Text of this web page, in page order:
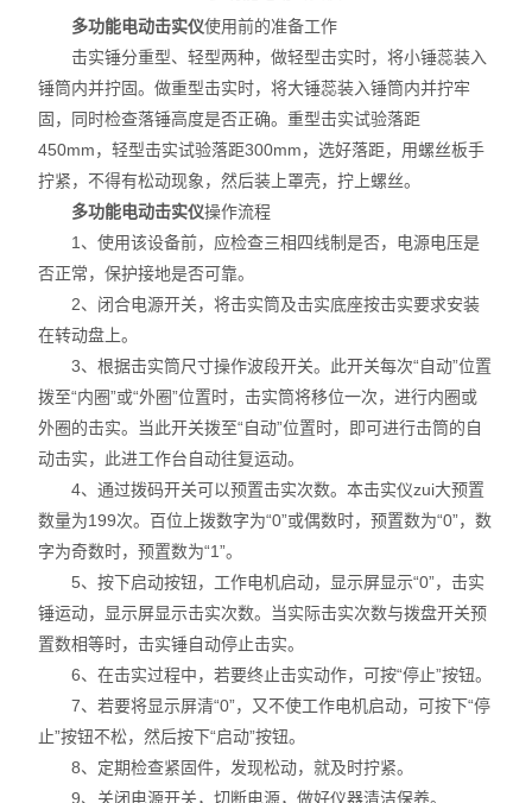
试验仪器配件、夹具
防水卷材试验仪器
钢结构检测仪器
建筑节能检测仪器
电线电缆检测仪器
室内环境检测仪器
砌墙砖检测仪器
管材管件检测仪器
混凝土搅拌站试验仪器
公路试验仪器
公路铁路试验仪器
陶瓷砖检测仪器
自密实混凝土试验仪器
水泥压力试验机
混凝土压力机
多功能电动击实仪使用前的准备工作
击实锤分重型、轻型两种，做轻型击实时，将小锤蕊装入
锤筒内并拧固。做重型击实时，将大锤蕊装入锤筒内并拧牢
固，同时检查落锤高度是否正确。重型击实试验落距
450mm，轻型击实试验落距300mm，选好落距，用螺丝板手
拧紧，不得有松动现象，然后装上罩壳，拧上螺丝。
多功能电动击实仪操作流程
1、使用该设备前，应检查三相四线制是否，电源电压是
否正常，保护接地是否可靠。
2、闭合电源开关，将击实筒及击实底座按击实要求安装
在转动盘上。
3、根据击实筒尺寸操作波段开关。此开关每次“自动”位置
拨至“内圈”或“外圈”位置时，击实筒将移位一次，进行内圈或
外圈的击实。当此开关拨至“自动”位置时，即可进行击筒的自
动击实，此进工作台自动往复运动。
4、通过拨码开关可以预置击实次数。本击实仪zui大预置
数量为199次。百位上拨数字为“0”或偶数时，预置数为“0”，数
字为奇数时，预置数为“1”。
5、按下启动按钮，工作电机启动，显示屏显示“0”，击实
锤运动，显示屏显示击实次数。当实际击实次数与拨盘开关预
置数相等时，击实锤自动停止击实。
6、在击实过程中，若要终止击实动作，可按“停止”按钮。
7、若要将显示屏清“0”，又不使工作电机启动，可按下“停
止”按钮不松，然后按下“启动”按钮。
8、定期检查紧固件，发现松动，就及时拧紧。
9、关闭电源开关，切断电源，做好仪器清洁保养。